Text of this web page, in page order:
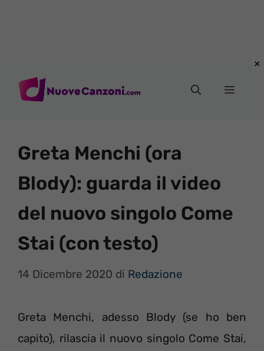
Menu
Greta Menchi (ora
Blody): guarda il video
del nuovo singolo Come
Stai (con testo)
14 Dicembre 2020 di Redazione
Greta Menchi, adesso Blody (se ho ben
capito), rilascia il nuovo singolo Come Stai,